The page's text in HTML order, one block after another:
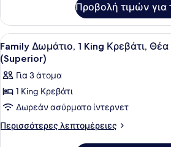
1
Κρεβάτια,
Θέα
στον
Κήπο
(Deluxe)
Δωμάτιο,
Περισσότερα
από
1
Κρεβάτια,
Θέα
στον
(Deluxe)
Προβολή τιμών για
Προβολή
όλων
των
φωτογραφιών
για
Family
Δωμάτιο,
Ένα
1
Family Δωμάτιο, 1 King Κρεβάτι,
(Superior)
Για 3 άτομα
1 King Κρεβάτι
Δωρεάν ασύρματο ίντερνετ
Περισσότερες λεπτομέρειες
Περισσότερες